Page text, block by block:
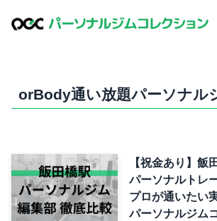
orBody通い放題パーソナル
【祝金あり】飯
パーソナルトレ
プロが通いたい
パーソナルジム